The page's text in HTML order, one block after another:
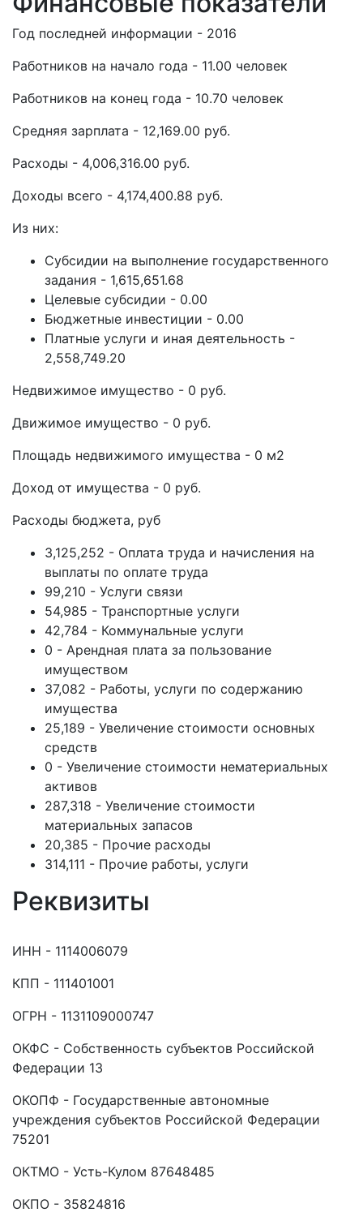
Год последней информации - 2016
Работников на начало года - 11.00 человек
Работников на конец года - 10.70 человек
Средняя зарплата - 12,169.00 руб.
Расходы - 4,006,316.00 руб.
Доходы всего - 4,174,400.88 руб.
Из них:
Субсидии на выполнение государственного
задания - 1,615,651.68
Целевые субсидии - 0.00
Бюджетные инвестиции - 0.00
Платные услуги и иная деятельность -
2,558,749.20
Недвижимое имущество - 0 руб.
Движимое имущество - 0 руб.
Площадь недвижимого имущества - 0 м2
Доход от имущества - 0 руб.
Расходы бюджета, руб
3,125,252 - Оплата труда и начисления на
выплаты по оплате труда
99,210 - Услуги связи
54,985 - Транспортные услуги
42,784 - Коммунальные услуги
0 - Арендная плата за пользование
имуществом
37,082 - Работы, услуги по содержанию
имущества
25,189 - Увеличение стоимости основных
средств
0 - Увеличение стоимости нематериальных
активов
287,318 - Увеличение стоимости
материальных запасов
20,385 - Прочие расходы
314,111 - Прочие работы, услуги
Реквизиты
ИНН - 1114006079
КПП - 111401001
ОГРН - 1131109000747
ОКФС - Собственность субъектов Российской
Федерации 13
ОКОПФ - Государственные автономные
учреждения субъектов Российской Федерации
75201
ОКТМО - Усть-Кулом 87648485
ОКПО - 35824816